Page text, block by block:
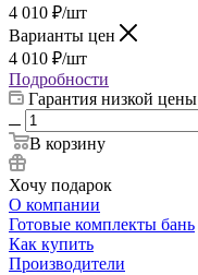
4 010 ₽/шт
Варианты цен
4 010 ₽/шт
Подробности
Гарантия низкой цены
В корзину
Хочу подарок
О компании
Готовые комплекты бань
Как купить
Производители